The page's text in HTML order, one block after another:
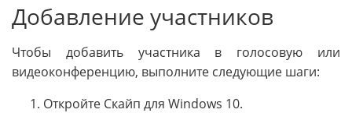
Добавление участников
Чтобы добавить участника в голосовую или
видеоконференцию, выполните следующие шаги:
Откройте Скайп для Windows 10.